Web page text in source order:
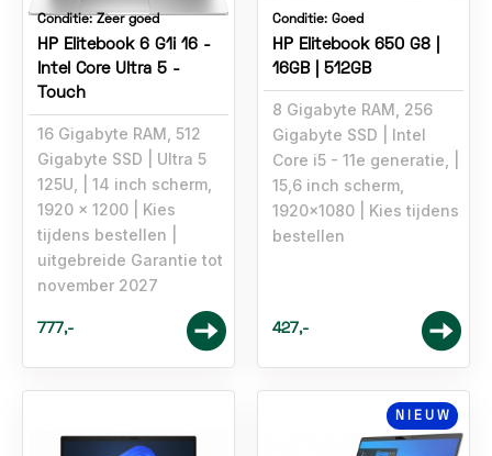
Conditie: Zeer goed
HP Elitebook 6 G1i 16 -
Intel Core Ultra 5 -
Touch
16 Gigabyte RAM, 512
Gigabyte SSD
Ultra 5
125U,
14 inch scherm,
1920 x 1200
Kies
tijdens bestellen
uitgebreide Garantie tot
november 2027
777,-
Conditie:Goed
HP Elitebook 650 G8 |
16GB | 512GB
8 Gigabyte RAM, 256
Gigabyte SSD
Intel
Core i5 - 11e generatie,
15,6 inch scherm,
1920x1080
Kies tijdens
bestellen
427,-
NIEUW